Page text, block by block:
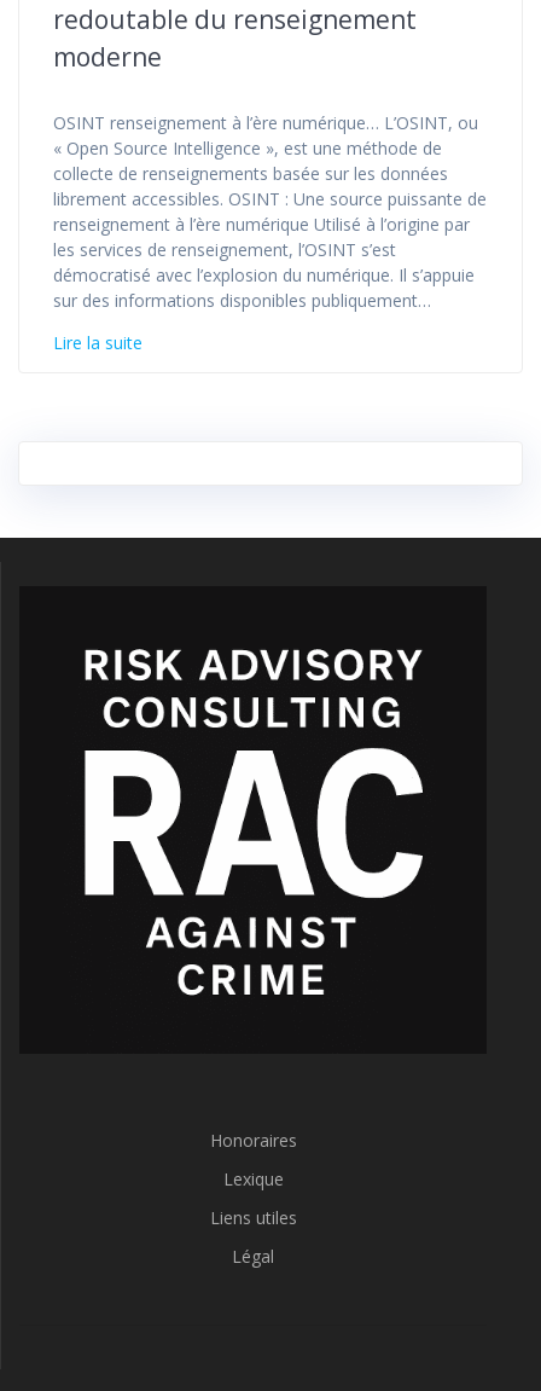
redoutable du renseignement
moderne
OSINT renseignement à l’ère numérique… L’OSINT, ou
« Open Source Intelligence », est une méthode de
collecte de renseignements basée sur les données
librement accessibles. OSINT : Une source puissante de
renseignement à l’ère numérique Utilisé à l’origine par
les services de renseignement, l’OSINT s’est
démocratisé avec l’explosion du numérique. Il s’appuie
sur des informations disponibles publiquement…
Lire la suite
Honoraires
Lexique
Liens utiles
Légal